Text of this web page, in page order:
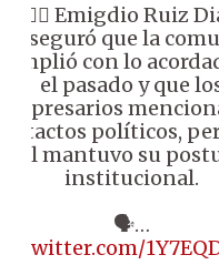
👉🏼 Emigdio Ruiz
aseguró que la
con lo
el pasado y que
empresarios
políticos,
él mantuvo su
institucional.
🗣️…